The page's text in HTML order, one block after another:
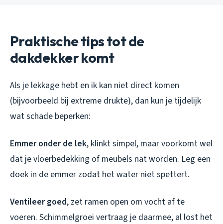
Praktische tips tot de
dakdekker komt
Als je lekkage hebt en ik kan niet direct komen
(bijvoorbeeld bij extreme drukte), dan kun je tijdelijk
wat schade beperken:
Emmer onder de lek, klinkt simpel, maar voorkomt wel
dat je vloerbedekking of meubels nat worden. Leg een
doek in de emmer zodat het water niet spettert.
Ventileer goed, zet ramen open om vocht af te
voeren. Schimmelgroei vertraag je daarmee, al lost het